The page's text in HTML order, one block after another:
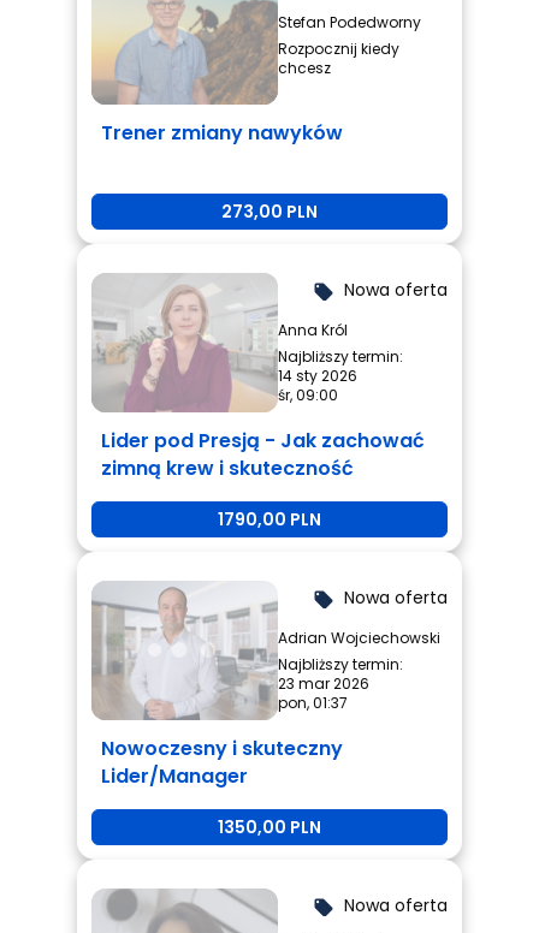
Stefan Podedworny
Rozpocznij kiedy
chcesz
Trener zmiany nawyków
273,00 PLN
local_offer Nowa oferta
Anna Król
Najbliższy termin:
14 sty 2026
śr, 09:00
Lider pod Presją - Jak zachować
zimną krew i skuteczność
1790,00 PLN
local_offer Nowa oferta
Adrian Wojciechowski
Najbliższy termin:
23 mar 2026
pon, 01:37
Nowoczesny i skuteczny
Lider/Manager
1350,00 PLN
local_offer Nowa oferta